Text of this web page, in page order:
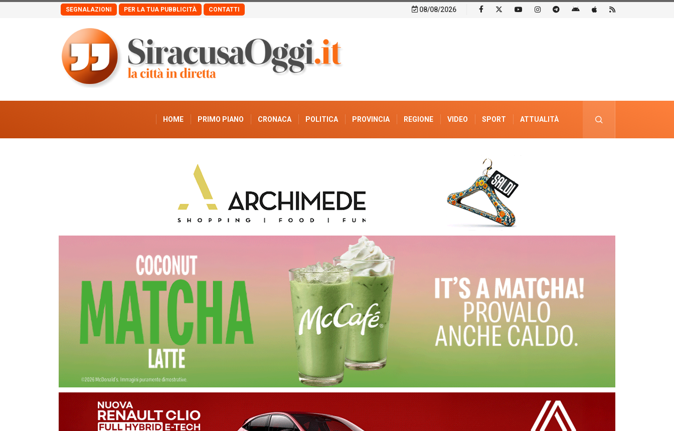
SEGNALAZIONI PER LA TUA PUBBLICITÀ CONTATTI 08/08/2026
HOME PRIMO PIANO CRONACA POLITICA PROVINCIA REGIONE VIDEO SPORT ATTUALITÀ
PUBBLICITÀ ELETTORALE